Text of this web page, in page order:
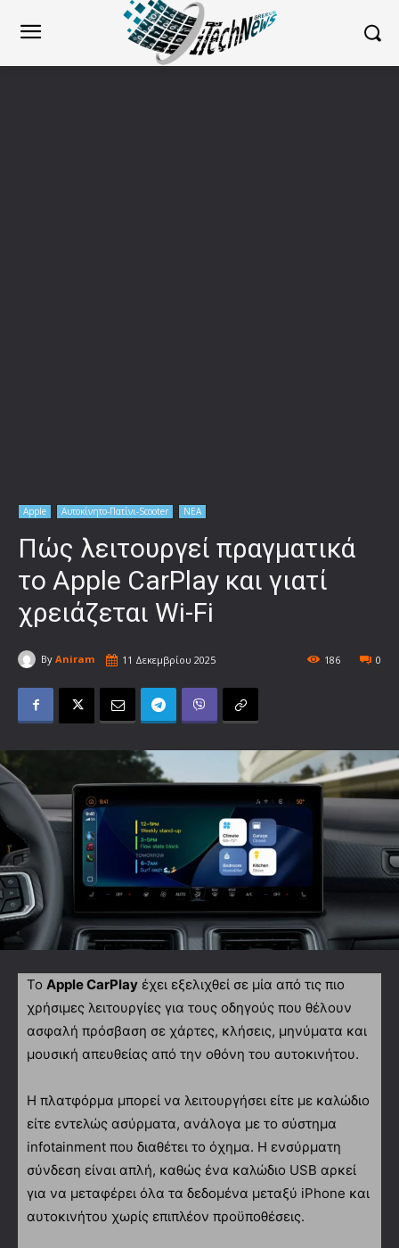
Apple Αυτοκίνητο-Πατίνι-Scooter ΝΕΑ
Πώς λειτουργεί πραγματικά
το Apple CarPlay και γιατί
χρειάζεται Wi-Fi
By Aniram 11 Δεκεμβρίου 2025 0
186
Το Apple CarPlay έχει εξελιχθεί σε μία από τις πιο
χρήσιμες λειτουργίες για τους οδηγούς που θέλουν
ασφαλή πρόσβαση σε χάρτες, κλήσεις, μηνύματα και
μουσική απευθείας από την οθόνη του αυτοκινήτου.
Η πλατφόρμα μπορεί να λειτουργήσει είτε με καλώδιο
είτε εντελώς ασύρματα, ανάλογα με το σύστημα
infotainment που διαθέτει το όχημα. Η ενσύρματη
σύνδεση είναι απλή, καθώς ένα καλώδιο USB αρκεί
για να μεταφέρει όλα τα δεδομένα μεταξύ iPhone και
αυτοκινήτου χωρίς επιπλέον προϋποθέσεις.